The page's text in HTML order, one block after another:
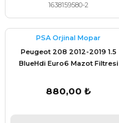
1638159580-2
PSA Orjinal Mopar
Peugeot 208 2012-2019 1.5
BlueHdi Euro6 Mazot Filtresi
880,00 ₺